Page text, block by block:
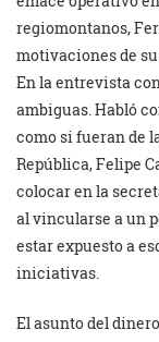
regiomontanos,
motivaciones de
En la entrevista
ambiguas. Habló
como si fueran de
República, Felipe
colocar en la
al vincularse a un
estar expuesto a
iniciativas.
El asunto del